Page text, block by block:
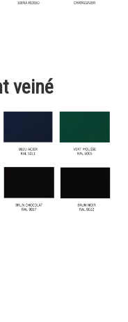
veiné